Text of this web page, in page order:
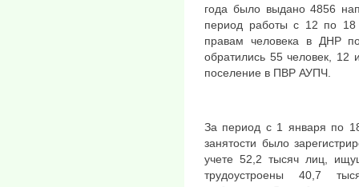
года было выдано 4856
период работы с 12 по 18
правам человека в ДНР
обратились 55 человек,
поселение в ПВР АУПЧ.
За период с 1 января по
занятости было
учете 52,2 тысяч лиц,
трудоустроены 40,7